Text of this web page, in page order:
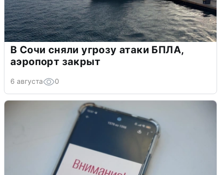
В Сочи сняли угрозу атаки БПЛА,
аэропорт закрыт
6 августа 0